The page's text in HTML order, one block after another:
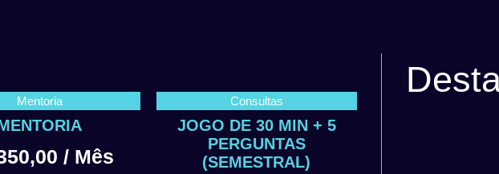
Mentoria
/ Mês
Consultas
JOGO DE 30 MIN + 5
PERGUNTAS
(SEMESTRAL)